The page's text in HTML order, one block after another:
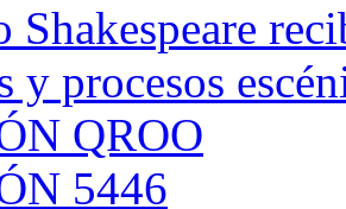
Shakespeare
y procesos
QROO
5446